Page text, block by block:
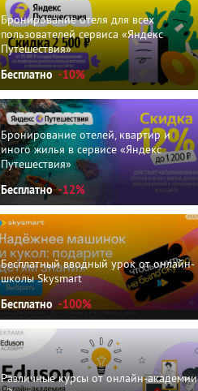
Бронирование отеля для всех
пользователей сервиса «Яндекс
Путешествия»
Бесплатно -10%
Бронирование отелей, квартир и
иного жилья в сервисе «Яндекс
Путешествия»
Бесплатно -12%
Бесплатный вводный урок от онлайн-
школы Skysmart
Бесплатно -100%
Различные курсы от онлайн-академии